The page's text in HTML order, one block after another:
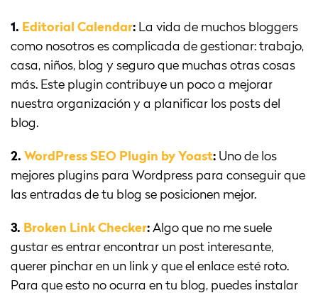
1. Editorial Calendar: La vida de muchos bloggers
como nosotros es complicada de gestionar: trabajo,
casa, niños, blog y seguro que muchas otras cosas
más. Este plugin contribuye un poco a mejorar
nuestra organización y a planificar los posts del
blog.
2. WordPress SEO Plugin by Yoast: Uno de los
mejores plugins para Wordpress para conseguir que
las entradas de tu blog se posicionen mejor.
3. Broken Link Checker: Algo que no me suele
gustar es entrar encontrar un post interesante,
querer pinchar en un link y que el enlace esté roto.
Para que esto no ocurra en tu blog, puedes instalar